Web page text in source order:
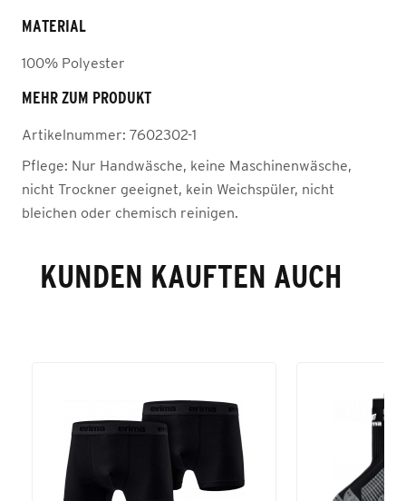
MATERIAL
100% Polyester
MEHR ZUM PRODUKT
Artikelnummer: 7602302-1
Pflege: Nur Handwäsche, keine Maschinenwäsche,
nicht Trockner geeignet, kein Weichspüler, nicht
bleichen oder chemisch reinigen.
KUNDEN KAUFTEN AUCH